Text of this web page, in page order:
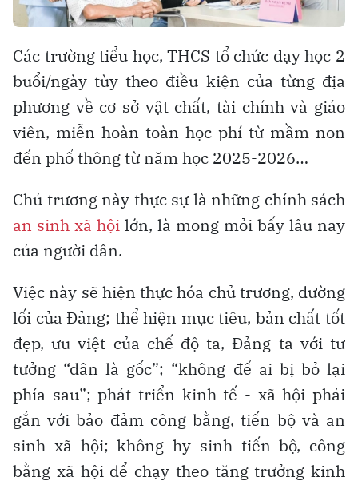
Các trường tiểu học, THCS tổ chức dạy học 2
buổi/ngày tùy theo điều kiện của từng địa
phương về cơ sở vật chất, tài chính và giáo
viên, miễn hoàn toàn học phí từ mầm non
đến phổ thông từ năm học 2025-2026…
Chủ trương này thực sự là những chính sách
an sinh xã hội lớn, là mong mỏi bấy lâu nay
của người dân.
Việc này sẽ hiện thực hóa chủ trương, đường
lối của Đảng; thể hiện mục tiêu, bản chất tốt
đẹp, ưu việt của chế độ ta, Đảng ta với tư
tưởng “dân là gốc”; “không để ai bị bỏ lại
phía sau”; phát triển kinh tế - xã hội phải
gắn với bảo đảm công bằng, tiến bộ và an
sinh xã hội; không hy sinh tiến bộ, công
bằng xã hội để chạy theo tăng trưởng kinh